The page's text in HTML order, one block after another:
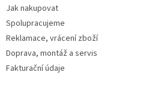
Jak nakupovat
Spolupracujeme
Reklamace, vrácení zboží
Doprava, montáž a servis
Fakturační údaje